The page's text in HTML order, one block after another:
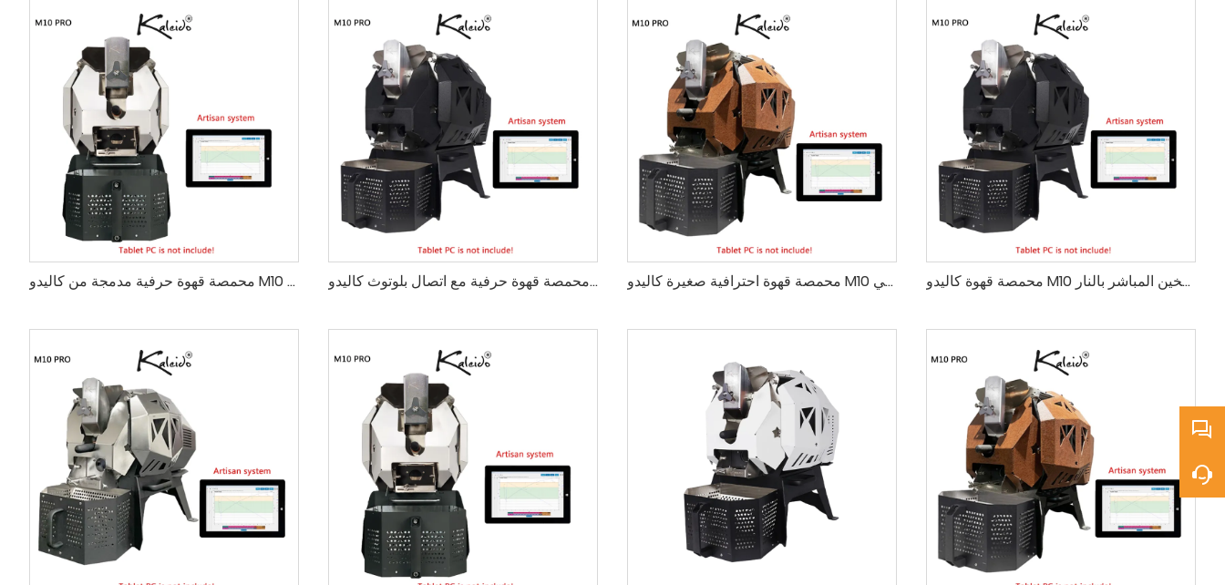
محمصة قهوة حرفية مدمجة من كاليدو M10 محترف للمقاهي أفضل محمصة قهوة حرفية مع اتصال بلوتوث كاليدو M10 محمصة قهوة احترافية صغيرة كاليدو M10 للاستخدام المنزلي محمصة قهوة كاليدو M10 محترف تعمل بالهواء الساخن والتسخين المباشر بالنار